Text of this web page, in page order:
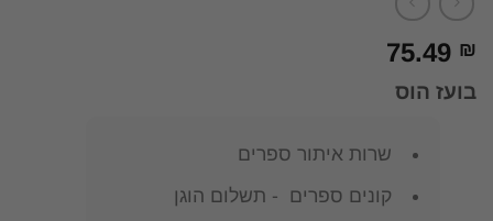
75.49 ₪
בועז הוס
שרות איתור ספרים
קונים ספרים - תשלום הוגן